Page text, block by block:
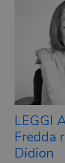
LEGGI
Fredda
Didion